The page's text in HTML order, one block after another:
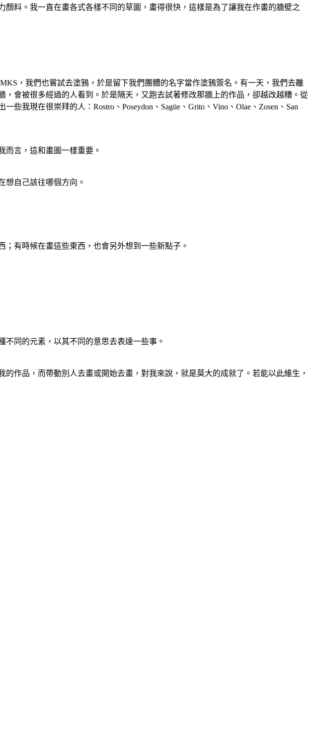
料。我一直在畫各式各樣不同的草圖，畫得很快，這樣是為了讓我在作畫的牆壁之
，我們也嘗試去塗鴉，於是留下我們團體的名字當作塗鴉簽名。有一天，我們去離
會被很多經過的人看到。於是隔天，又跑去試著修改那牆上的作品，卻越改越糟。從
我現在很崇拜的人：Rostro、Poseydon、Sagüe、Grito、Vino、Olae、Zosen、San
而言，這和畫圖一樣重要。
想自己該往哪個方向。
有時候在畫這些東西，也會另外想到一些新點子。
同的元素，以其不同的意思去表達一些事。
作品，而帶動別人去畫或開始去畫，對我來說，就是莫大的成就了。若能以此維生，